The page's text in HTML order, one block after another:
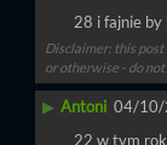
28 i fajnie by
Disclaimer: this
or otherwise - do
▶ Antoni 04/10/
22 w tym